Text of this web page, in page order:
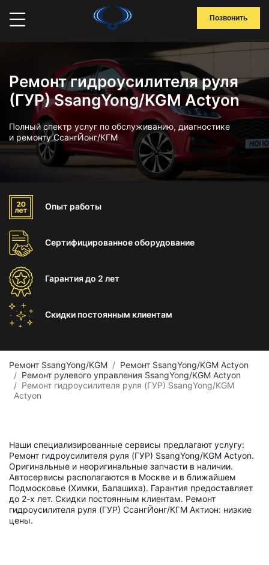
Позвонить
Ремонт гидроусилителя руля
(ГУР) SsangYong/KGM Actyon
Полный спектр услуг по обслуживанию, диагностике
и ремонту СсангЙонг/КГМ
Опыт работы
Сертифицированноеоборудование
Гарантиядо 2 лет
Скидки постоянным клиентам
Ремонт SsangYong/KGM
Ремонт SsangYong/KGM Actyon
Ремонт рулевого управления SsangYong/KGM Actyon
Ремонт гидроусилителя руля (ГУР) SsangYong/KGM
Actyon
Наши специализированные сервисы предлагают услугу:
Ремонт гидроусилителя руля (ГУР) SsangYong/KGM Actyon.
Оригинальные и неоригинальные запчасти в наличии.
Автосервисы располагаются в Москве и в ближайшем
Подмосковье (Химки, Балашиха). Гарантия предоставляет
до 2-х лет. Скидки постоянным клиентам. Ремонт
гидроусилителя руля (ГУР) СсангЙонг/КГМ Актион: низкие
цены.